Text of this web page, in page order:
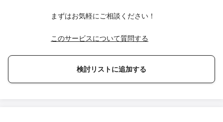
まずはお気軽にご相談ください！
このサービスについて質問する
検討リストに追加する